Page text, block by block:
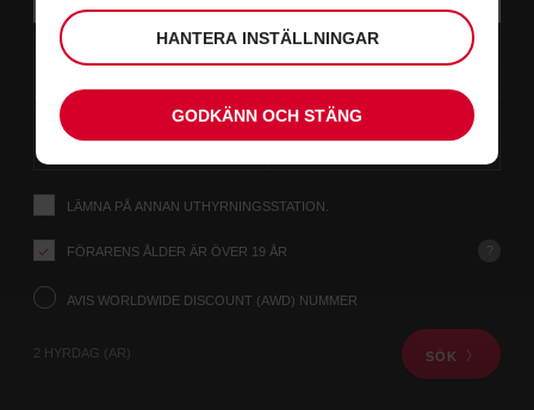
Screen
Reader
Users:
screen
reader
instructions
upphämtningsplats
hjälp
av
nedan.
över
länkar
det
formuläret
din
upphämtningsplats
datum
valda
upphämtningstid10 AUG
Välj
för
att
Vald
upphämtningstid10:00
datum
Nuvarande
12
ON
AUG
att
to
upphämtningstid10:00
ändra
LÄMNA PÅ ANNAN UTHYRNINGSSTATION.
FÖRARENS ÅLDER ÄR ÖVER 19 ÅR ?
AVIS WORLDWIDE DISCOUNT (AWD) NUMMER
2 HYRDAG (AR) SÖK
HANTERA INSTÄLLNINGAR
GODKÄNN OCH STÄNG